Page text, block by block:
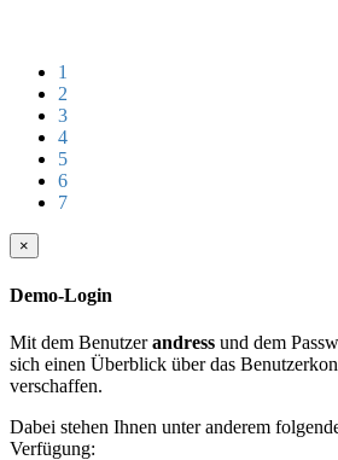
1
2
3
4
5
6
7
×
Demo-Login
Mit dem Benutzerandress und dem
sich einen Überblick über das
verschaffen.
Dabei stehen Ihnen unter anderem
Verfügung: